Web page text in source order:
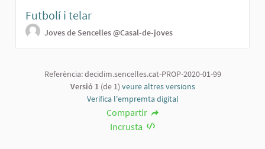
Futbolí i telar
Joves de Sencelles@Casal-de-joves
Referència: decidim.sencelles.cat-PROP-2020-01-99
Versió 1(de 1) veure altres versions
Verifica l'empremta digital
Compartir
Incrusta